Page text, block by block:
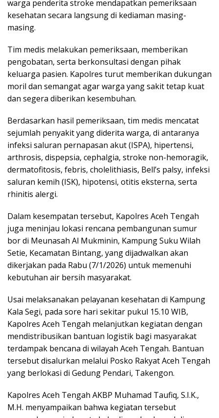
warga penderita stroke mendapatkan pemeriksaan
kesehatan secara langsung di kediaman masing-
masing.
Tim medis melakukan pemeriksaan, memberikan
pengobatan, serta berkonsultasi dengan pihak
keluarga pasien. Kapolres turut memberikan dukungan
moril dan semangat agar warga yang sakit tetap kuat
dan segera diberikan kesembuhan.
Berdasarkan hasil pemeriksaan, tim medis mencatat
sejumlah penyakit yang diderita warga, di antaranya
infeksi saluran pernapasan akut (ISPA), hipertensi,
arthrosis, dispepsia, cephalgia, stroke non-hemoragik,
dermatofitosis, febris, cholelithiasis, Bell’s palsy, infeksi
saluran kemih (ISK), hipotensi, otitis eksterna, serta
rhinitis alergi.
Dalam kesempatan tersebut, Kapolres Aceh Tengah
juga meninjau lokasi rencana pembangunan sumur
bor di Meunasah Al Mukminin, Kampung Suku Wilah
Setie, Kecamatan Bintang, yang dijadwalkan akan
dikerjakan pada Rabu (7/1/2026) untuk memenuhi
kebutuhan air bersih masyarakat.
Usai melaksanakan pelayanan kesehatan di Kampung
Kala Segi, pada sore hari sekitar pukul 15.10 WIB,
Kapolres Aceh Tengah melanjutkan kegiatan dengan
mendistribusikan bantuan logistik bagi masyarakat
terdampak bencana di wilayah Aceh Tengah. Bantuan
tersebut disalurkan melalui Posko Rakyat Aceh Tengah
yang berlokasi di Gedung Pendari, Takengon.
Kapolres Aceh Tengah AKBP Muhamad Taufiq, S.I.K.,
M.H. menyampaikan bahwa kegiatan tersebut